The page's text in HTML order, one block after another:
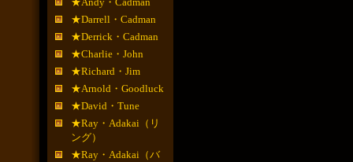
★Darrell・Cadman
★Derrick・Cadman
★Charlie・John
★Richard・Jim
★Arnold・Goodluck
★David・Tune
★Ray・Adakai（リ
ング）
★Ray・Adakai（バ